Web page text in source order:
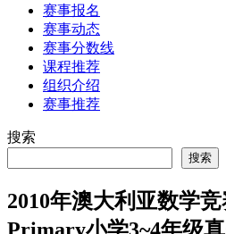
赛事报名
赛事动态
赛事分数线
课程推荐
组织介绍
赛事推荐
搜索
搜索
2010年澳大利亚数学